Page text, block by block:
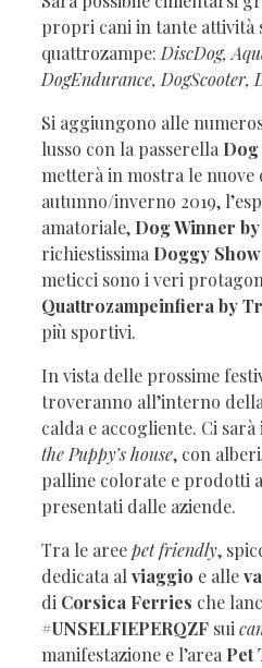
propri cani in tante attività
quattrozampe: DiscDog,
DogEndurance, DogScooter,
Si aggiungono alle
lusso con la passerella
metterà in mostra le nuove
autunno/inverno 2019,
amatoriale, Dog Winner
richiestissima Doggy Show
meticci sono i veri
Quattrozampeinfiera by
più sportivi.
In vista delle prossime
troveranno all’interno
calda e accogliente. Ci
the Puppy’s house, con
palline colorate e prodotti
presentati dalle aziende.
Tra le areepet friendly,
dedicata al viaggio e alle
di Corsica Ferries che
#UNSELFIEPERQZF sui
manifestazione e l’area Pet